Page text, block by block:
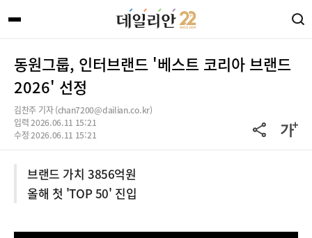
동원그룹, 인터브랜드 '베스트 코리아 브랜드
2026' 선정
김찬주 기자 (chan7200@dailian.co.kr)
입력 2026.06.11 15:21
수정 2026.06.11 15:21
브랜드 가치 3856억원
올해 첫 'TOP 50' 진입